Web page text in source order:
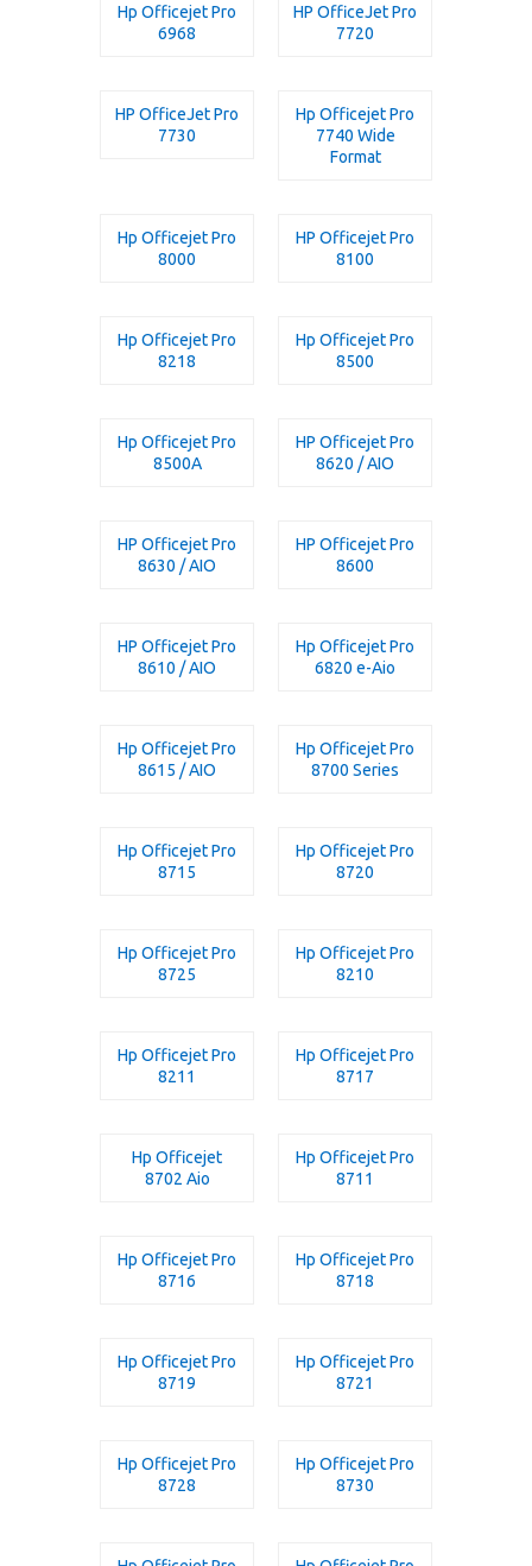
Hp Officejet Pro
6968
HP OfficeJet Pro
7720
HP OfficeJet Pro
7730
Hp Officejet Pro
7740 Wide
Format
Hp Officejet Pro
8000
HP Officejet Pro
8100
Hp Officejet Pro
8218
Hp Officejet Pro
8500
Hp Officejet Pro
8500A
HP Officejet Pro
8620 / AIO
HP Officejet Pro
8630 / AIO
HP Officejet Pro
8600
HP Officejet Pro
8610 / AIO
Hp Officejet Pro
6820 e-Aio
Hp Officejet Pro
8615 / AIO
Hp Officejet Pro
8700 Series
Hp Officejet Pro
8715
Hp Officejet Pro
8720
Hp Officejet Pro
8725
Hp Officejet Pro
8210
Hp Officejet Pro
8211
Hp Officejet Pro
8717
Hp Officejet
8702 Aio
Hp Officejet Pro
8711
Hp Officejet Pro
8716
Hp Officejet Pro
8718
Hp Officejet Pro
8719
Hp Officejet Pro
8721
Hp Officejet Pro
8728
Hp Officejet Pro
8730